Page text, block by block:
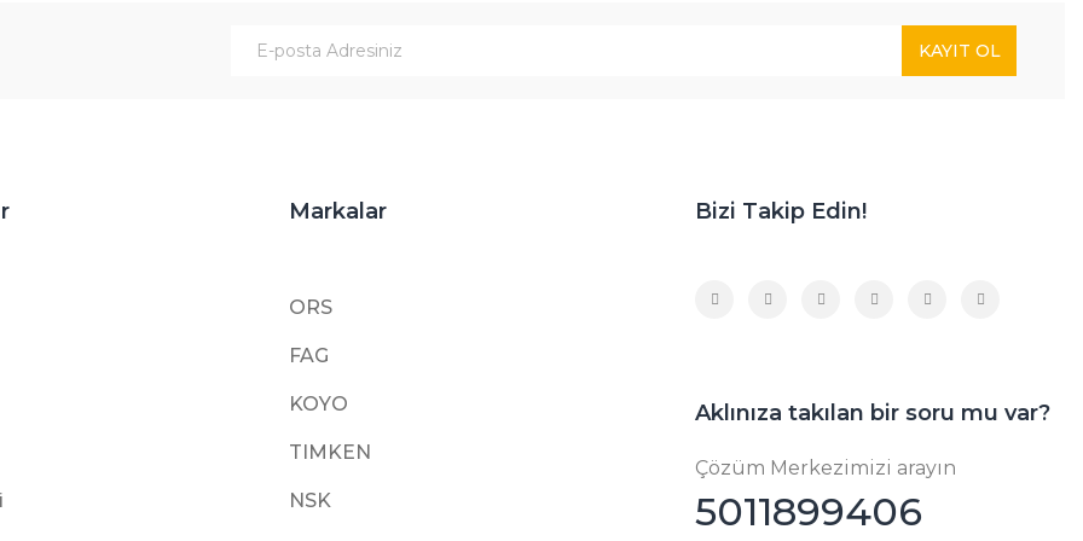
KAYIT OL
Markalar
ORS
FAG
KOYO
TIMKEN
NSK
Bizi Takip Edin!
Aklınıza takılan bir soru mu var?
Çözüm Merkezimizi arayın
5011899406